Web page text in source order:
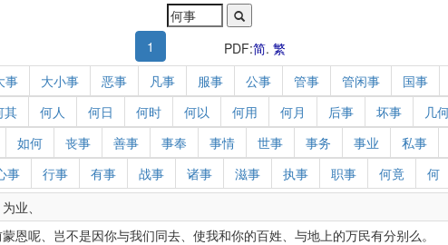
1 PDF:简. 繁
事 大小事 恶事 凡事 服事 公事 管事 管闲事 国事
其 何人 何日 何时 何以 何用 何月 后事 坏事 几
如何 丧事 善事 事奉 事情 世事 事务 事业 私事
事 行事 有事 战事 诸事 滋事 执事 职事 何竟 何
为业、
恩呢、岂不是因你与我们同去、使我和你的百姓、与地上的万民有分别么。